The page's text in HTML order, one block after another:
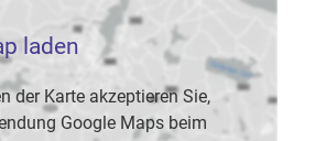
laden
der Karte akzeptieren Sie,
Google Maps beim